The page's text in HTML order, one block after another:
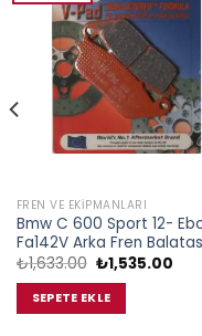
FREN VE EKIPMANLARI
Bmw C 600 Sport 12-
Fa142V Arka Fren
₺1,633.00 Orijinal
fiyat:
₺1,633.00.
₺1,535.00Şu
SEPETE EKLE